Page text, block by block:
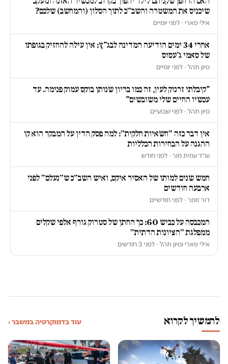
שיכניס את המשטרה והשב״כ לתוך הסלון (והמחשב) שלכם?
אילי פארי · לפני יומיים
אחרי 34 ימים הודיעה המדינה לבג"ץ: אין עילה להחזיק בגופתו
של סאמי ג'עסוס
סיון תהל · לפני יומיים
"קיבלתי זרנוק לעין, זה כמו בריון שנותן בוקס עמוק פנימה. עד
עכשיו החיים שלי משובשים"
סיון תהל · לפני שבועיים
אין דבר כזה ״חשאיות חלקית״: למה פסק הדין על המבקר הוא קו
ההגנה על הבחירות הכלליות
עו״ד עמית מור · לפני חודש
חמש שנים למותו של האסיר איקס, ואיש השב״כ ש״נעלם״ לפני
ארבעה חודשים
דור זומר · לפני חודשיים
המכבסה על כביש 60: כך החתן של סטרוק גורף אלפי שקלים
ממפלגת ״הציונות הדתית״
אילי פארי וסיון תהל · לפני 3 חודשים
להמשיך לקרוא עוד בדמוקרטיה במשבר ›